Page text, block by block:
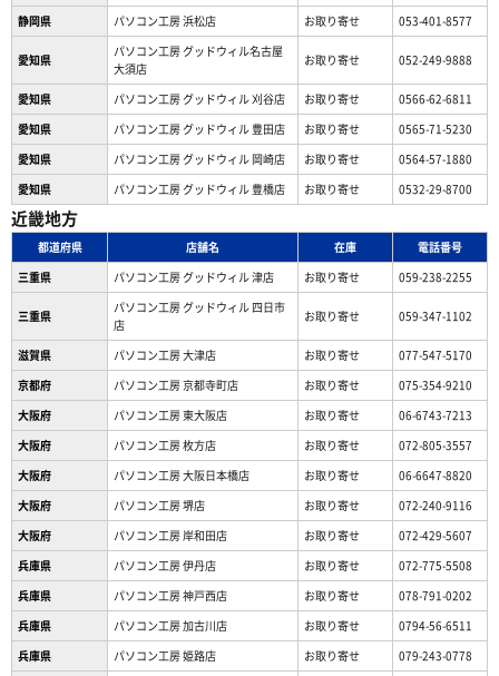
静岡県
パソコン工房 浜松店 お取り寄せ 053-401-8577
愛知県
パソコン工房 グッドウィル名古屋
大須店
お取り寄せ 052-249-9888
愛知県 パソコン工房 グッドウィル 刈谷店 お取り寄せ
0566-62-6811
愛知県
パソコン工房 グッドウィル 豊田店 お取り寄せ
0565-71-5230
愛知県
パソコン工房 グッドウィル 岡崎店 お取り寄せ
0564-57-1880
愛知県
パソコン工房 グッドウィル 豊橋店 お取り寄せ 0532-29-8700
近畿地方
都道府県 店舗名 在庫
電話番号
三重県
パソコン工房 グッドウィル 津店 お取り寄せ 059-238-2255
三重県
パソコン工房 グッドウィル 四日市
店
お取り寄せ 059-347-1102
滋賀県 パソコン工房 大津店 お取り寄せ
077-547-5170
京都府
パソコン工房 京都寺町店 お取り寄せ
075-354-9210
大阪府
パソコン工房 東大阪店 お取り寄せ
06-6743-7213
大阪府
パソコン工房 枚方店 お取り寄せ
072-805-3557
大阪府
パソコン工房 大阪日本橋店 お取り寄せ
06-6647-8820
大阪府
パソコン工房 堺店 お取り寄せ
072-240-9116
大阪府
パソコン工房 岸和田店 お取り寄せ
072-429-5607
兵庫県
パソコン工房 伊丹店 お取り寄せ
072-775-5508
兵庫県
パソコン工房 神戸西店 お取り寄せ
078-791-0202
兵庫県
パソコン工房 加古川店 お取り寄せ
0794-56-6511
兵庫県
パソコン工房 姫路店 お取り寄せ
079-243-0778